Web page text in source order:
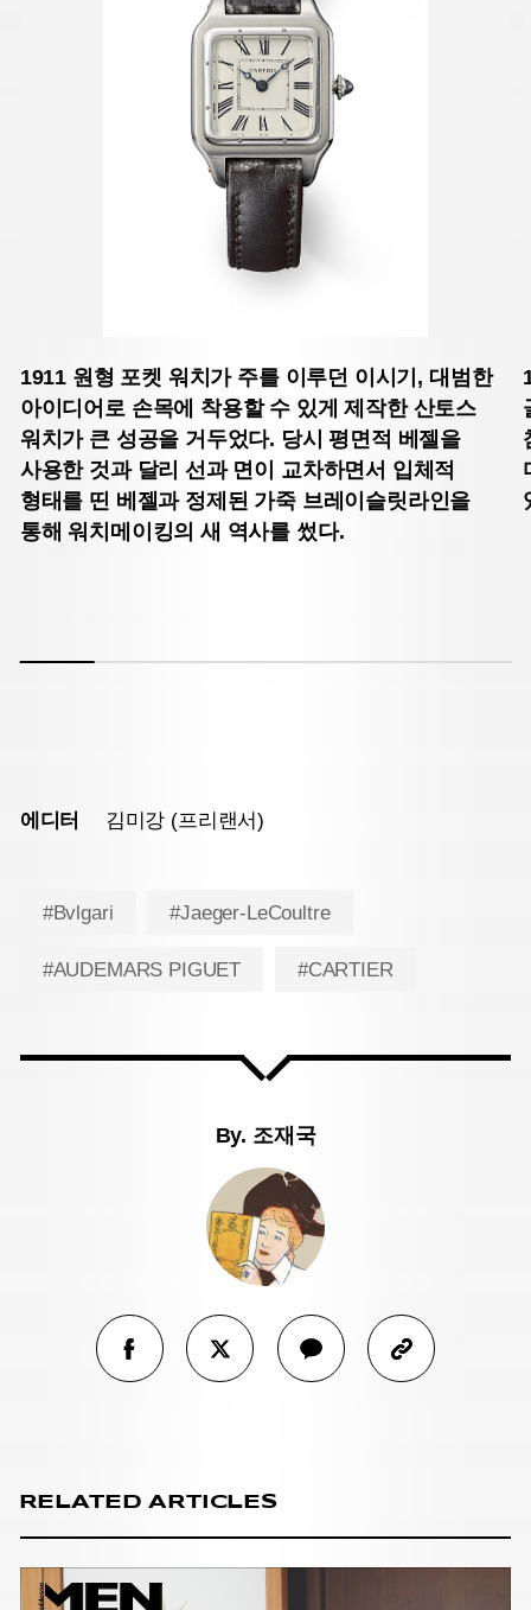
1911 원형 포켓 워치가 주를 이루던 이시기, 대범한
아이디어로 손목에 착용할 수 있게 제작한 산토스
워치가 큰 성공을 거두었다. 당시 평면적 베젤을
사용한 것과 달리 선과 면이 교차하면서 입체적
형태를 띤 베젤과 정제된 가죽 브레이슬릿라인을
통해 워치메이킹의 새 역사를 썼다.
에디터 김미강 (프리랜서)
#Bvlgari #Jaeger-LeCoultre
#AUDEMARS PIGUET #CARTIER
By. 조재국
RELATED ARTICLES